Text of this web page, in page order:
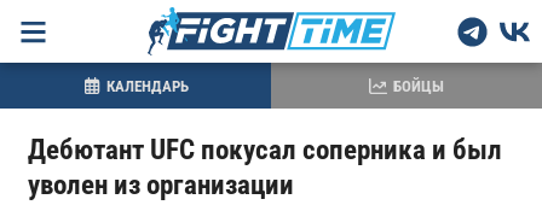
Дебютант UFC покусал соперника и был
уволен из организации
КАЛЕНДАРЬ БОЙЦЫ